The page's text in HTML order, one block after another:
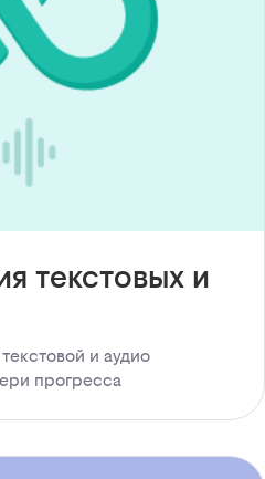
текстовых и
и аудио
прогресса